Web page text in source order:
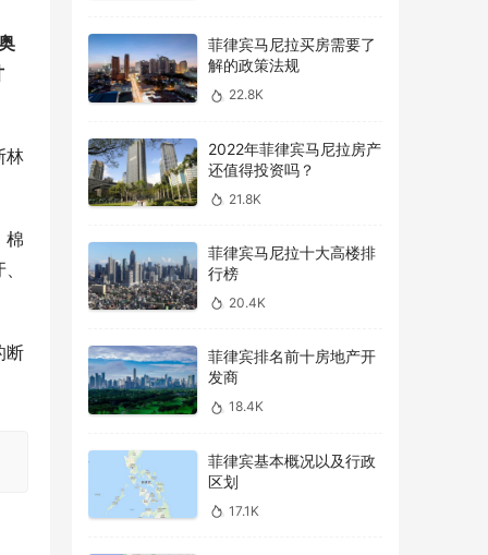
林
棉
断
菲律宾马尼拉买房需要了
解的政策法规
22.8K
2022年菲律宾马尼拉房产
还值得投资吗？
21.8K
菲律宾马尼拉十大高楼排
行榜
20.4K
菲律宾排名前十房地产开
发商
18.4K
菲律宾基本概况以及行政
区划
17.1K